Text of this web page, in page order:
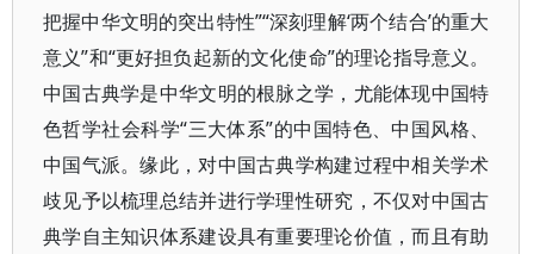
把握中华文明的突出特性”“深刻理解‘两个结合’的重大
意义”和“更好担负起新的文化使命”的理论指导意义。
中国古典学是中华文明的根脉之学，尤能体现中国特
色哲学社会科学“三大体系”的中国特色、中国风格、
中国气派。缘此，对中国古典学构建过程中相关学术
歧见予以梳理总结并进行学理性研究，不仅对中国古
典学自主知识体系建设具有重要理论价值，而且有助